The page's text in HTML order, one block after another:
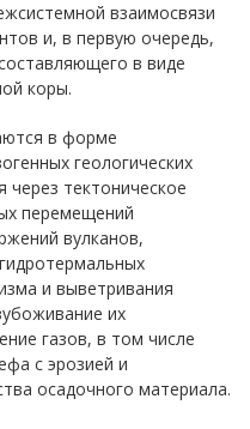
взаимосвязи
и, в первую очередь,
в виде
коры.
в форме
геологических
тектоническое
перемещений
вулканов,
и выветривания
их
газов, в том числе
с эрозией и
осадочного материала.